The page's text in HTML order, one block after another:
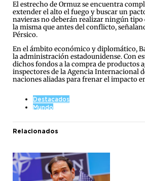
El estrecho de Ormuz se encuentra
extender el alto el fuego y buscar un
navieras no deberán realizar ningún
la misma que antes del conflicto,
Pérsico.
En el ámbito económico y diplomático,
la administración estadounidense. Con
dichos fondos a la compra de productos
inspectores de la Agencia Internacional
naciones aliadas para frenar el impacto
Destacados
Mundo
Relacionados